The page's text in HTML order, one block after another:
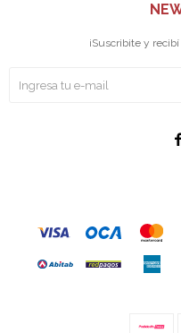
¡Suscribite y
